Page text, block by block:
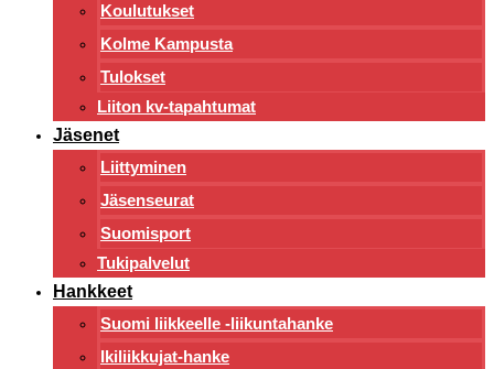
Koulutukset
Kolme Kampusta
Tulokset
Liiton kv-tapahtumat
Jäsenet
Liittyminen
Jäsenseurat
Suomisport
Tukipalvelut
Hankkeet
Suomi liikkeelle -liikuntahanke
Ikiliikkujat-hanke